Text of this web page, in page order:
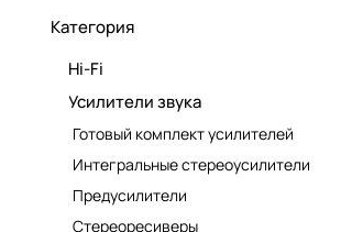
Категория
Hi-Fi
Усилители звука
Готовый комплект усилителей
Интегральные стереоусилители
Предусилители
Стереоресиверы